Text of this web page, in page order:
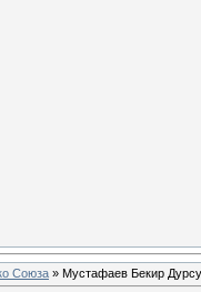
Союза » Мустафаев Бекир